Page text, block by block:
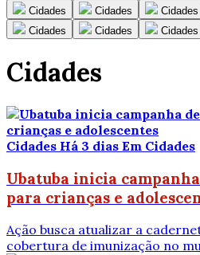
Cidades
Cidades Cidades
Cidades
Cidades Cidades
Cidades
Cidades Há 3 dias Em Cidades
Ubatuba inicia
para crianças e
Ação busca atualizar a
cobertura de imunização no